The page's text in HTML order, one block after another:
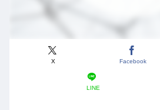
X Facebook
LINE